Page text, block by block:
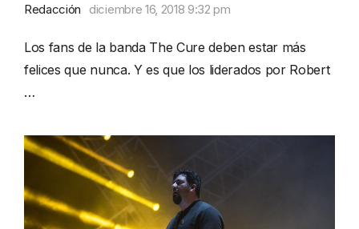
Redacción diciembre 16, 2018 9:32 pm
Los fans de la banda The Cure deben estar más
felices que nunca. Y es que los liderados por Robert
…